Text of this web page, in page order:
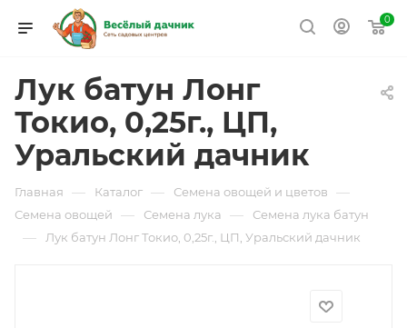
0
Лук батун Лонг
Токио, 0,25г., ЦП,
Уральский дачник
Главная — Каталог — Семена овощей и цветов —
Семена овощей — Семена лука — Семена лука батун
— Лук батун Лонг Токио, 0,25г., ЦП, Уральский дачник